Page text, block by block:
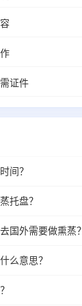
证件
间？
托盘？
国外需要做熏蒸？
么意思？